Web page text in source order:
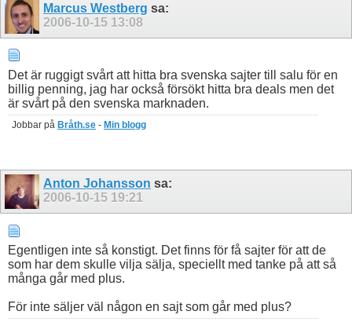
Marcus Westberg sa:
2006-10-15 13:08
Det är ruggigt svårt att hitta bra svenska sajter till salu för en
billig penning, jag har också försökt hitta bra deals men det
är svårt på den svenska marknaden.
Jobbar på Bråth.se - Min blogg
Anton Johansson sa:
2006-10-15 19:21
Egentligen inte så konstigt. Det finns för få sajter för att de
som har dem skulle vilja sälja, speciellt med tanke på att så
många går med plus.
För inte säljer väl någon en sajt som går med plus?